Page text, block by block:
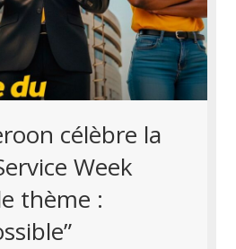
célèbre la
Week
thème :